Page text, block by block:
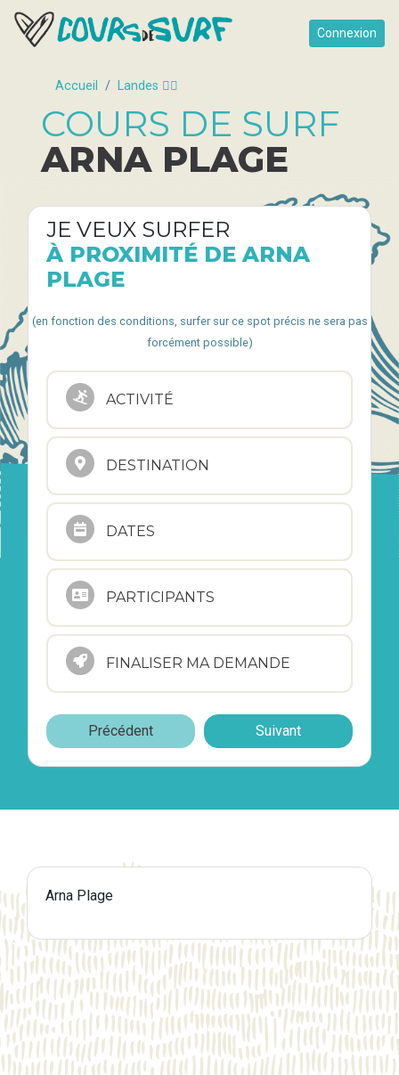
Connexion
Accueil Landes 🏄‍♂️
COURS DE SURF
ARNA PLAGE
JE VEUX SURFER
À PROXIMITÉ DE ARNA
PLAGE
(en fonction des conditions, surfer sur ce spot précis ne sera pas
forcément possible)
ACTIVITÉ
DESTINATION
DATES
PARTICIPANTS
FINALISER MA DEMANDE
Précédent Suivant
Arna Plage